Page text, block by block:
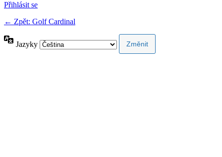
Přihlásit se
← Zpět: Golf Cardinal
Jazyky